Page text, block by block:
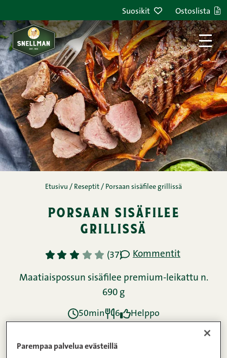
Suosikit Ostoslista
Etusivu / Reseptit / Porsaan sisäfilee grillissä
porsaan sisäfilee
grillissä
1 2 3 4 5 (37) Kommentit
Maatiaispossun sisäfilee premium-leikattu n.
690 g
50min 6 Helppo
Ainekset
Parempaa palvelua evästeillä